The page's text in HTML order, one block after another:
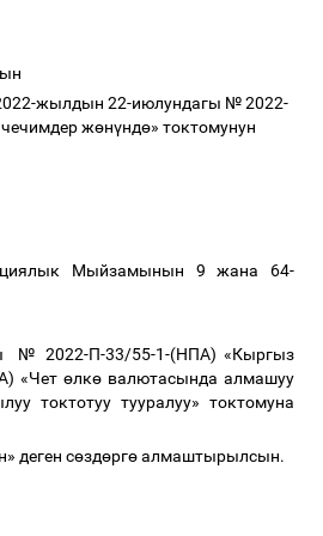
жылдын 22-июлундагы № 2022-
жөнүндө» токтомунун
Мыйзамынын 9 жана 64-
№ 2022-П-33/55-1-(НПА) «Кыргыз
«Чет өлкөвалютасында алмашуу
токтотуу тууралуу» токтомуна
деген сөздөргөалмаштырылсын.